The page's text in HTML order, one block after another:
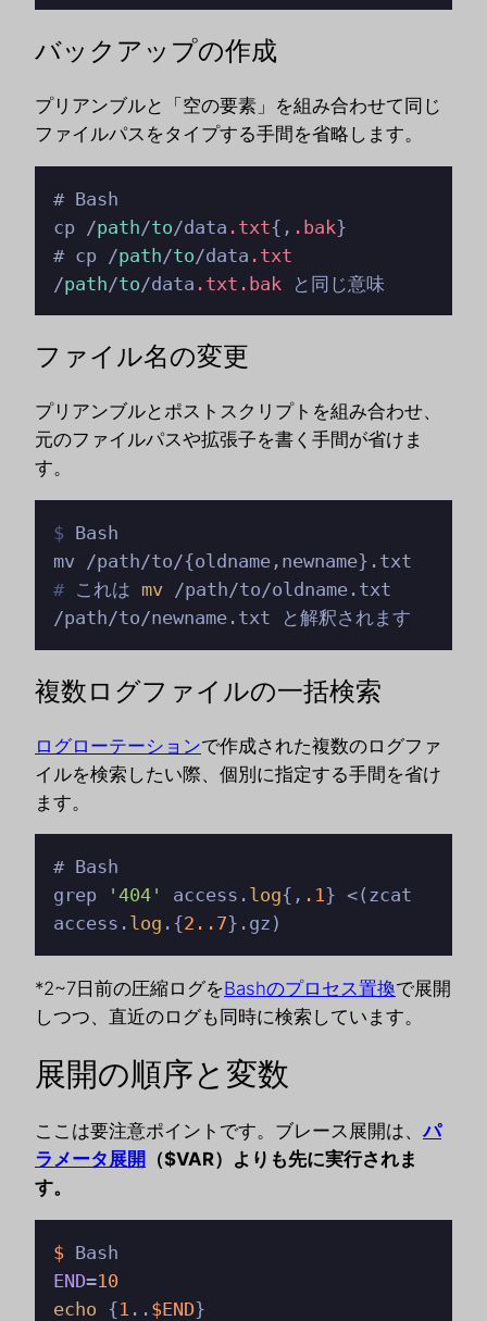
バックアップの作成
プリアンブルと「空の要素」を組み合わせて同じ
ファイルパスをタイプする手間を省略します。
# Bash
cp /path/to/data .txt{, .bak}
# cp /path/to/data .txt
/path/to/data .txt .bak と同じ意味
ファイル名の変更
プリアンブルとポストスクリプトを組み合わせ、
元のファイルパスや拡張子を書く手間が省けま
す。
$ Bash
# これは mv /path/to/oldname.txt
/path/to/newname.txt と解釈されます
複数ログファイルの一括検索
ログローテーションで作成された複数のログファ
イルを検索したい際、個別に指定する手間を省け
ます。
# Bash
grep
'404' access. log{, .1} <(zcat
access. log .{2. .7}.gz)
*2~7日前の圧縮ログをBashのプロセス置換で展開
しつつ、直近のログも同時に検索しています。
展開の順序と変数
ここは要注意ポイントです。ブレース展開は、パ
ラメータ展開 （$VAR）よりも先に実行されま
す。
$
END=10
echo {1 .. $END